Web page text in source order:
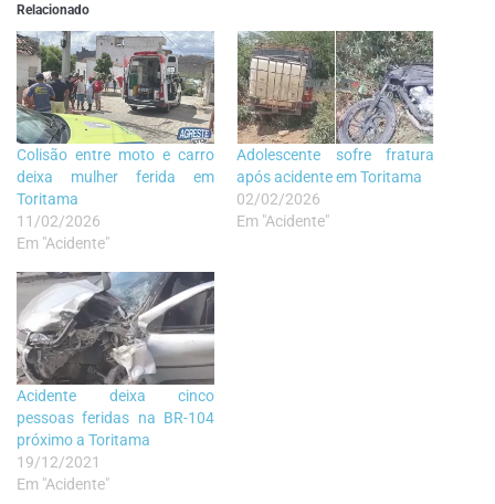
Relacionado
Colisão entre moto e carro
deixa mulher ferida em
Toritama
11/02/2026
Em "Acidente"
Adolescente sofre fratura
após acidente em Toritama
02/02/2026
Em "Acidente"
Acidente deixa cinco
pessoas feridas na BR-104
próximo a Toritama
19/12/2021
Em "Acidente"